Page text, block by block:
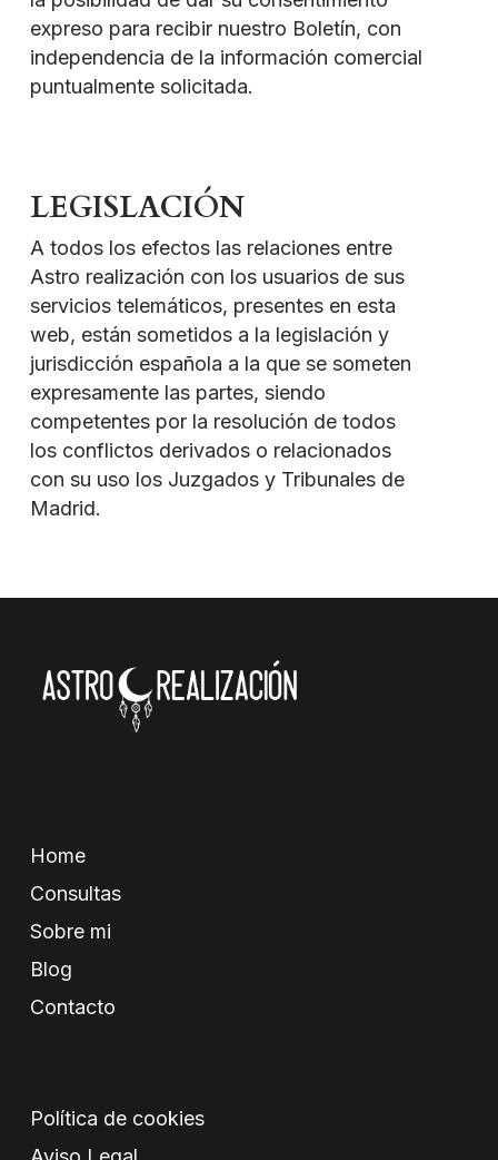
expreso para recibir nuestro Boletín, con
independencia de la información comercial
puntualmente solicitada.
LEGISLACIÓN
A todos los efectos las relaciones entre
Astro realización con los usuarios de sus
servicios telemáticos, presentes en esta
web, están sometidos a la legislación y
jurisdicción española a la que se someten
expresamente las partes, siendo
competentes por la resolución de todos
los conflictos derivados o relacionados
con su uso los Juzgados y Tribunales de
Madrid.
Home
Consultas
Sobre mi
Blog
Contacto
Política de cookies